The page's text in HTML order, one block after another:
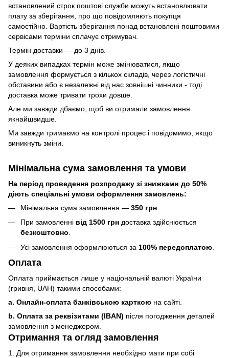
встановлений строк поштові служби можуть встановлювати
плату за зберігання, про що повідомляють покупця
самостійно. Вартість зберігання понад вcтановлені поштовими
сервісами терміни сплачує отримувач.
Термін доставки — до 3 днів.
У деяких випадках термін може змінюватися, якщо
замовлення формується з кількох складів, через логістичні
обставини або є незалежні від нас зовнішні чинники - тоді
доставка може тривати трохи довше.
Але ми завжди дбаємо, щоб ви отримали замовлення
якнайшвидше.
Ми завжди тримаємо на контролі процес і повідомимо, якщо
виникнуть зміни.
Мінімальна сума замовлення та умови
На період проведення розпродажу зі знижками до 50%
діють спеціальні умови оформлення замовлень:
Мінімальна сума замовлення — 350 грн
При замовленні від 1500 грн доставка здійснюється
безкоштовно.
Усі замовлення оформлюються за 100% передоплатою
Оплата
Оплата приймається лише у національній валюті України
(гривня, UAH) такими способами:
a. Онлайн-оплата банківською карткою на сайті.
b. Оплата за реквізитами (IBAN) після погодження деталей
замовлення з менеджером.
Отримання та огляд замовлення
1. Для отримання замовлення необхідно мати при собі